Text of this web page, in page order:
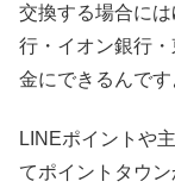
交換する場合に
行・イオン銀行
金にできるんです
LINEポイントや
てポイントタウ